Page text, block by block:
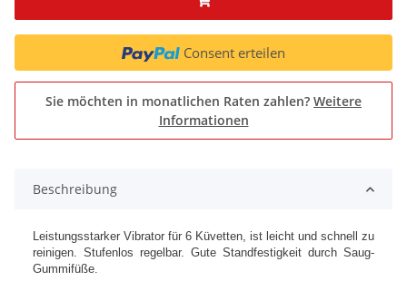
Consent erteilen
Sie möchten in monatlichen Raten zahlen? Weitere
Informationen
Beschreibung
Leistungsstarker Vibrator für 6 Küvetten, ist leicht und schnell zu
reinigen. Stufenlos regelbar. Gute Standfestigkeit durch Saug-
Gummifüße.